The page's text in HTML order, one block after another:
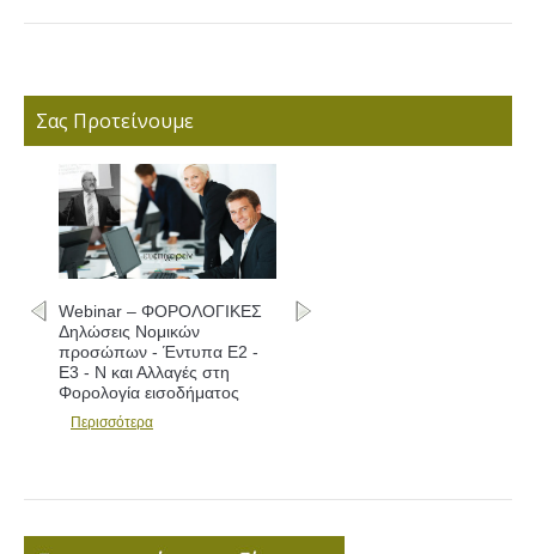
Σας Προτείνουμε
Webinar – ΦΟΡΟΛΟΓΙΚΕΣ
Δηλώσεις Νομικών
προσώπων - Έντυπα Ε2 -
Ε3 - Ν και Αλλαγές στη
Φορολογία εισοδήματος
Περισσότερα
Webinar – ΦΟΡΟΛΟΓΙΚΕΣ